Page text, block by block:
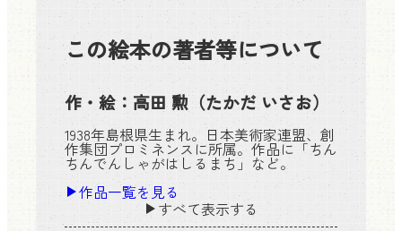
この絵本の著者等について
作・絵： 高田 勲（たかだ いさお）
1938年島根県生まれ。日本美術家連盟、創
作集団プロミネンスに所属。作品に「ちん
ちんでんしゃがはしるまち」など。
作品一覧を見る
すべて表示する